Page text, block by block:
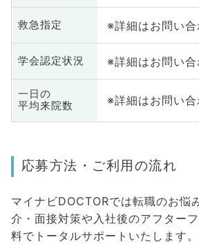
救急指定 ※詳細はお問い
学会認定状況 ※詳細はお問い
一日の
平均来院数
※詳細はお問い
応募方法・ご利用の流れ
マイナビDOCTORでは転職のお悩
介・面接対策や入社後のアフター
料でトータルサポートいたします。